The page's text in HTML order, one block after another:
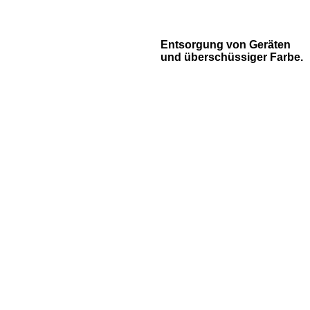
Entsorgung von Geräten
und überschüssiger Farbe.